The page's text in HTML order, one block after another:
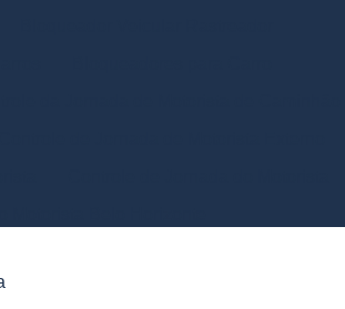
de Jornada Motorista de Caminhão